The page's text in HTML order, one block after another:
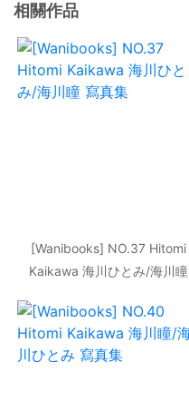
相關作品
[Wanibooks] NO.37 Hitomi
Kaikawa 海川ひとみ/海川瞳